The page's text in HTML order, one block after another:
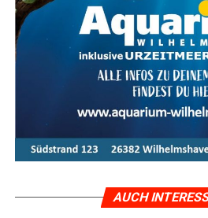
Das The­ma spie­gelt sich auch im
pro­gramm wider, das an allen
det. Exper­ten infor­mie­ren in
über aktu­el­le The­men wie
ches Sys­tem passt zu mei­nem
Indi­vi­du­el­le Ener­gie­kon­zep­te
ti­on“ sowie „Ener­ge­tisch
du­el­le Sanie­rungs­fahr­plan als
sche Sanie­rung“. Auch Vor­trä­ge
Programm.
AUCH